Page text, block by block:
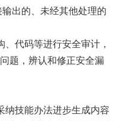
出的、未经其他处理的
代码等进行安全审计，
题，辨认和修正安全漏
纳技能办法进步生成内容